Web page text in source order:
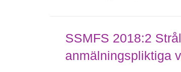
SSMFS 2018:2
anmälningspliktiga